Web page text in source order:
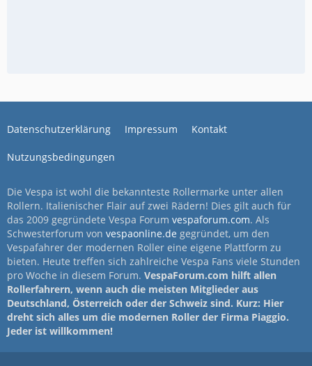
Datenschutzerklärung Impressum Kontakt
Nutzungsbedingungen
Die Vespa ist wohl die bekannteste Rollermarke unter allen
Rollern. Italienischer Flair auf zwei Rädern! Dies gilt auch für
das 2009 gegründete Vespa Forum vespaforum.com. Als
Schwesterforum von vespaonline.de gegründet, um den
Vespafahrer der modernen Roller eine eigene Plattform zu
bieten. Heute treffen sich zahlreiche Vespa Fans viele Stunden
pro Woche in diesem Forum. VespaForum.com hilft allen
Rollerfahrern, wenn auch die meisten Mitglieder aus
Deutschland, Österreich oder der Schweiz sind. Kurz: Hier
dreht sich alles um die modernen Roller der Firma Piaggio.
Jeder ist willkommen!